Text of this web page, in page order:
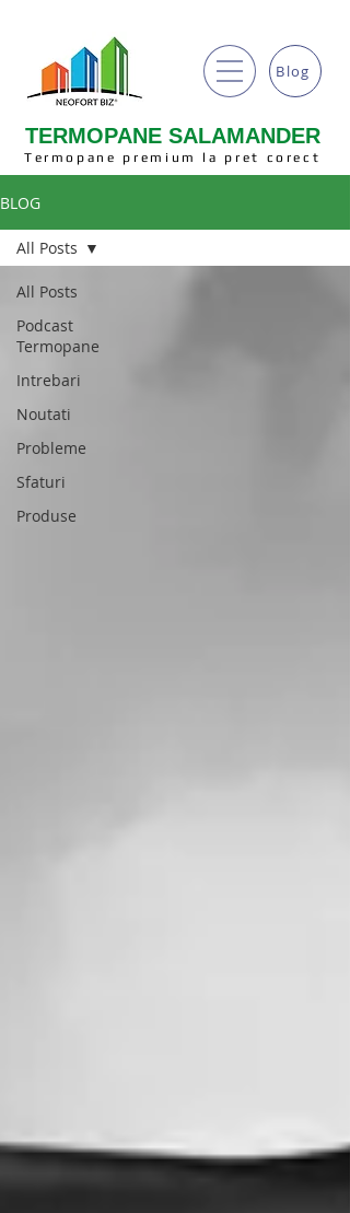
TERMOPANE SALAMANDER
Termopane premium la pret corect
Blog
BLOG
All Posts
Podcast
Termopane
Intrebari
Noutati
Probleme
Sfaturi
Produse
All Posts